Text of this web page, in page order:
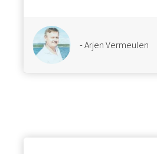
- Arjen Vermeulen